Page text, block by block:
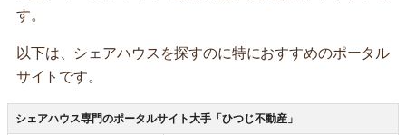
す。
以下は、シェアハウスを探すのに特におすすめのポータル
サイトです。
シェアハウス専門のポータルサイト大手「ひつじ不動産」